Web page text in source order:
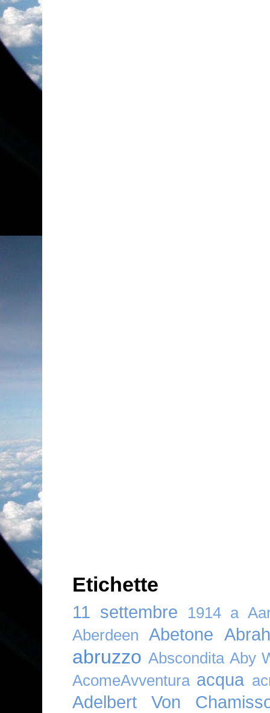
Etichette
11 settembre 1914 a
Aberdeen
Abetone
abruzzo Abscondita Aby
AcomeAvventura acqua
Adelbert Von